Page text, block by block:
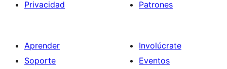
Privacidad Patrones
Aprender
Soporte
Involúcrate
Eventos